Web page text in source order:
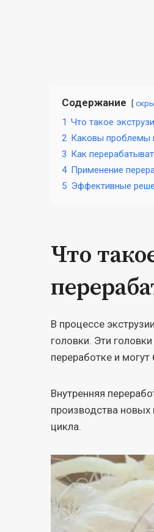
Содержание
1 Что такое
2 Каковы проблемы
3 Как
4 Применение
5 Эффективные
Что
В процессе
головки. Эти
переработке и
Внутренняя
производства новых
цикла.